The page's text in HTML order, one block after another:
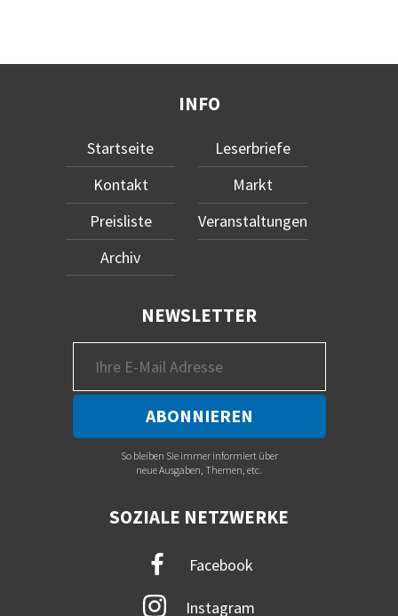
INFO
Startseite
Kontakt
Preisliste
Archiv
Leserbriefe
Markt
Veranstaltungen
NEWSLETTER
So bleiben Sie immer informiert über
neue Ausgaben, Themen, etc.
SOZIALE NETZWERKE
Facebook
Instagram